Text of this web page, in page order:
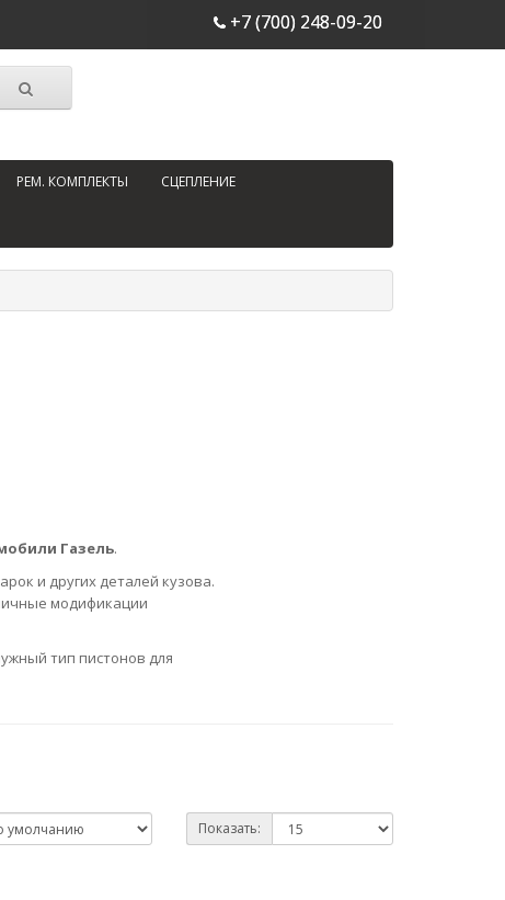
+7 (700) 248-09-20
РЕМ. КОМПЛЕКТЫ СЦЕПЛЕНИЕ
Газель.
и других деталей кузова.
модификации
тип пистонов для
Показать: